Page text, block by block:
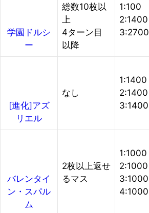
学園ドルシ
ー
総数10枚以
上
4ターン目
以降
1:100
2:1400
3:2700
[進化]アズ
リエル
なし
1:1400
2:1400
3:1400
バレンタイ
ン・スパル
ム
2枚以上返せ
るマス
1:1000
2:1000
3:1000
4:1000